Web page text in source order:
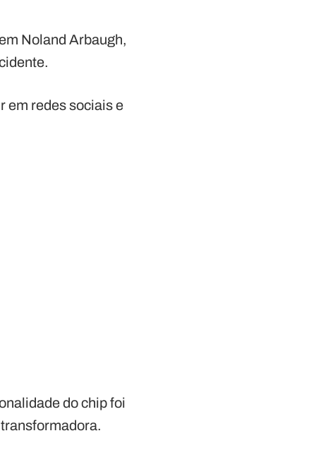
Noland Arbaugh,
em redes sociais e
do chip foi